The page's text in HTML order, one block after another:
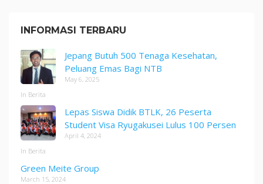
INFORMASI TERBARU
Jepang Butuh 500 Tenaga Kesehatan,
Peluang Emas Bagi NTB
May 6, 2025
In Berita
Lepas Siswa Didik BTLK, 26 Peserta
Student Visa Ryugakusei Lulus 100 Persen
April 4, 2024
In Berita
Green Meite Group
March 15, 2024